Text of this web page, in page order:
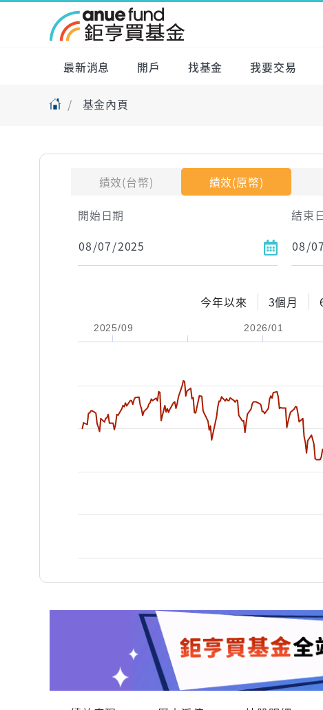
最新消息 開戶 找基金 我要交易
基金內頁
績效(台幣) 績效(原幣)
開始日期
結束
今年以來 3個月
2025/09 2026/01